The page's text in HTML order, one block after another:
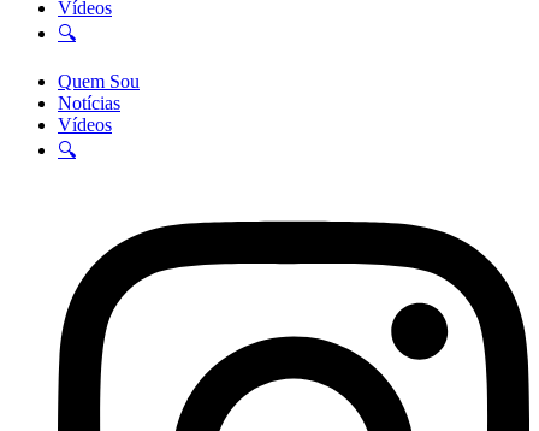
Vídeos
🔍
Quem Sou
Notícias
Vídeos
🔍